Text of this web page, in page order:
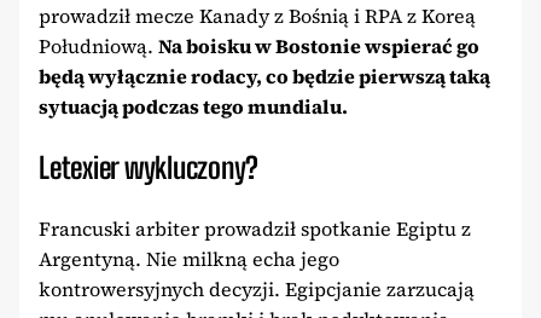
prowadził mecze Kanady z Bośnią i RPA z Koreą
Południową. Na boisku w Bostonie wspierać go
będą wyłącznie rodacy, co będzie pierwszą taką
sytuacją podczas tego mundialu.
Letexier wykluczony?
Francuski arbiter prowadził spotkanie Egiptu z
Argentyną. Nie milkną echa jego
kontrowersyjnych decyzji. Egipcjanie zarzucają